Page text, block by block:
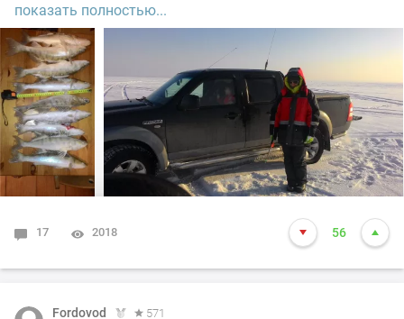
До обеда мерз, но как начало поклевывать, мигом
согрелся.
показать полностью...
17 2018 56
Fordovod
571